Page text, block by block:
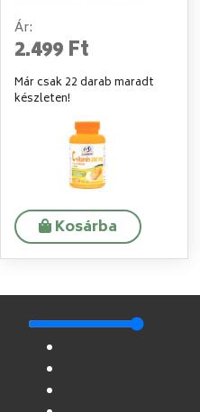
Ár:
2.499 Ft
Már csak 22 darab maradt
készleten!
Kosárba